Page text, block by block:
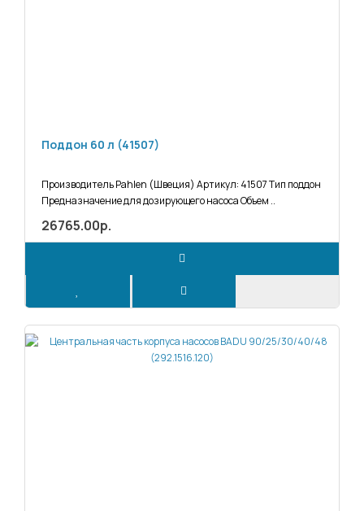
Поддон 60 л (41507)
Производитель Pahlen (Швеция) Артикул: 41507 Тип поддон
Предназначение для дозирующего насоса Объем ..
26765.00р.